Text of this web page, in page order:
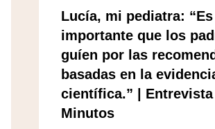
Lucía, mi pediatra: “Es
importante que los
guíen por las
basadas en la
científica.” | Entrevista
Minutos